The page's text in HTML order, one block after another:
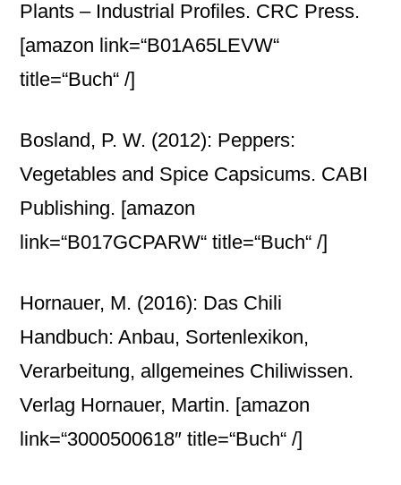
Plants – Industrial Profiles. CRC Press.
[amazon link=“B01A65LEVW“
title=“Buch“ /]
Bosland, P. W. (2012): Peppers:
Vegetables and Spice Capsicums. CABI
Publishing. [amazon
link=“B017GCPARW“ title=“Buch“ /]
Hornauer, M. (2016): Das Chili
Handbuch: Anbau, Sortenlexikon,
Verarbeitung, allgemeines Chiliwissen.
Verlag Hornauer, Martin. [amazon
link=“3000500618″ title=“Buch“ /]